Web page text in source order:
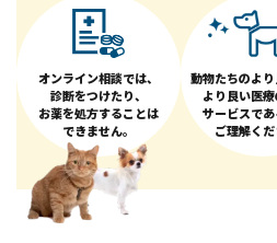
オンライン相談では、
診断をつけたり、
お薬を処方することは
できません。
動物たちのよ
より良い医
サービスで
ご理解くだ